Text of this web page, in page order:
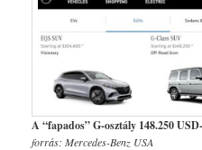
A “fapados” G-osztály 148.250
forrás: Mercedes-Benz USA